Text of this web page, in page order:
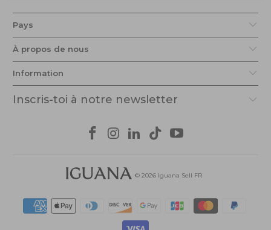
Pays
À propos de nous
Information
Inscris-toi à notre newsletter
© 2026 Iguana Sell FR